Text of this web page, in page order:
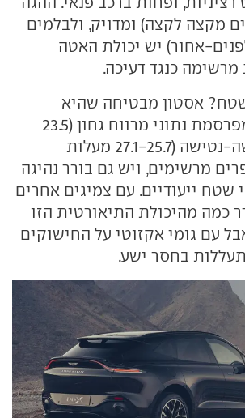
סיבובים מקצה לקצה) ומדויק, ולבלמים
מ"מ לפנים-אחור) יש יכולת האטה
מרשימה כנגד דעיכה.
אסטון מבטיחה שהיא
קיימת, ואפילו מפרסמת נתוני מרווח גחון (23.5
ס"מ) וזוויות גישה-נטישה (27.1-25.7 מעלות
מרשימים, ויש גם בורר נהיגה
שטח ייעודיים. עם צמיגים אחרים
כמה מהיכולת התיאורטית הזו
עם גומי אקזוטי על החישוקים
בחסר ישע.